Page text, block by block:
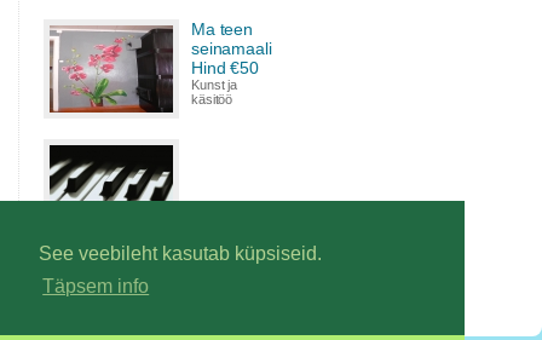
See veebileht kasutab küpsiseid.
Täpsem info
Ma teen
seinamaali
Hind €50
Kunst ja
käsitöö
Ma annan klaveritunde Hind
Muusika & Heli